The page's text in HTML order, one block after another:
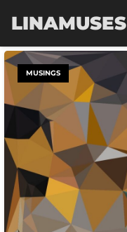
LINAMUSES
MUSINGS